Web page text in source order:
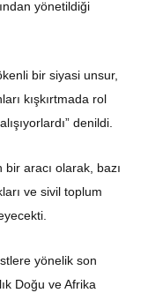
bir siyasi unsur,
kışkırtmada rol
denildi.
aracı olarak, bazı
ve sivil toplum
yönelik son
Doğu ve Afrika